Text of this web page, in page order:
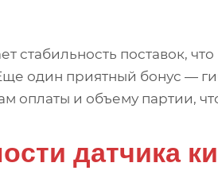
стабильность поставок,
один приятный бонус —
оплаты и объему партии,
датчика